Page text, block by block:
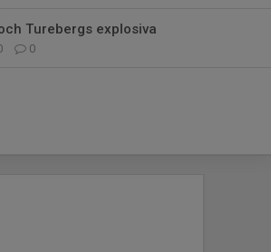
Turebergs explosiva
0